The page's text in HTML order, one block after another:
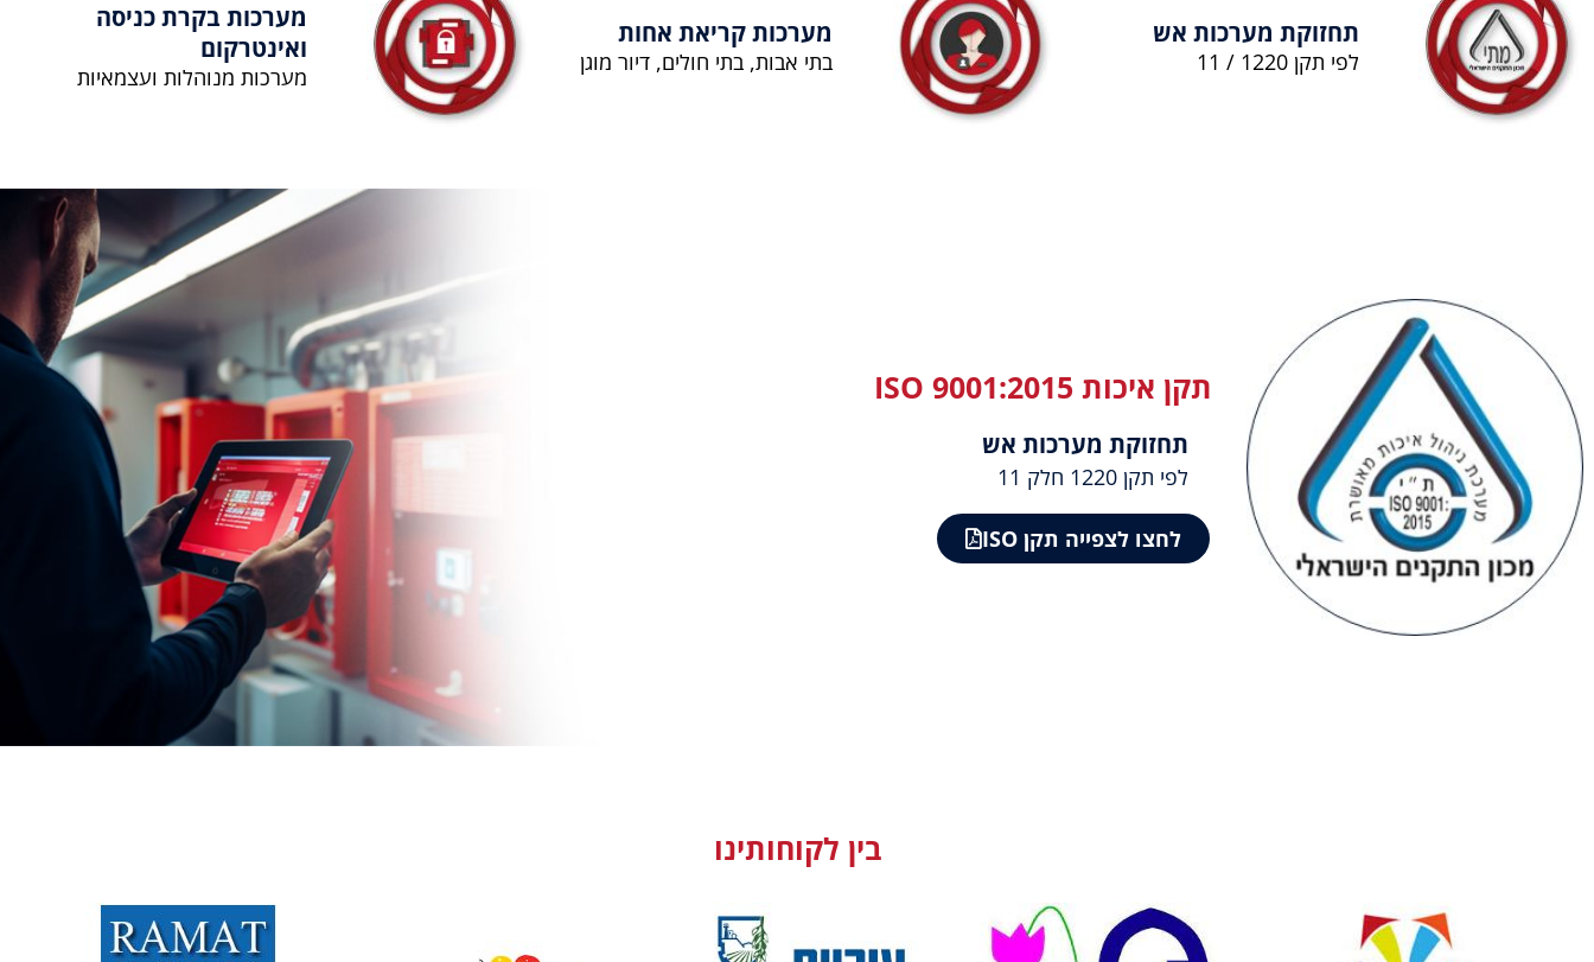
תחזוקת מערכות אש
לפי תקן 1220 / 11
מערכות קריאת אחות
בתי אבות, בתי חולים, דיור מוגן
מערכות בקרת כניסה
ואינטרקום
מערכות מנוהלות ועצמאיות
תקן איכות ISO 9001:2015
תחזוקת מערכות אש
לפי תקן 1220 חלק 11
לחצו לצפייה תקן ISO
בין לקוחותינו